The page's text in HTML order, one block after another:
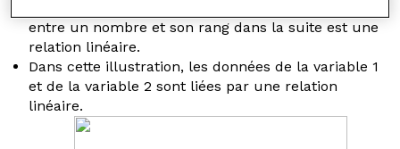
entre un nombre et son rang dans la suite est une
relation linéaire.
Dans cette illustration, les données de la variable 1
et de la variable 2 sont liées par une relation
linéaire.